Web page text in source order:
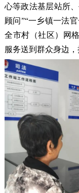
心等政法基层站所
顾问”“一乡镇一法
全市村（社区）网
服务送到群众身边